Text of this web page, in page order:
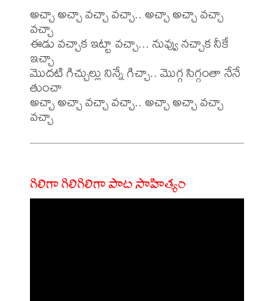
అచ్చా అచ్చా వచ్చా వచ్చా.. అచ్చా అచ్చా వచ్చా
వచ్చా
ఈడు వచ్చాక ఇట్టా వచ్చా... నువ్వు నచ్చాక నీకే
ఇచ్చా
మొదటి గిచ్చుల్లు నిన్నే గిచ్చా.. మొగ్గ సిగ్గంతా నేనే
తుంచా
అచ్చా అచ్చా వచ్చా వచ్చా.. అచ్చా అచ్చా వచ్చా
గిలిగా గిలిగిలిగా పాట సాహిత్యం